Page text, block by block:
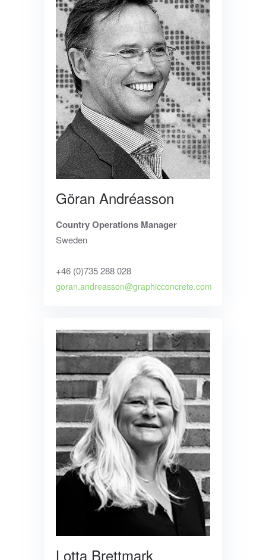
Göran Andréasson
Country Operations Manager
Sweden
+46 (0)735 288 028
goran.andreasson@graphicconcrete.com
Lotta Brettmark